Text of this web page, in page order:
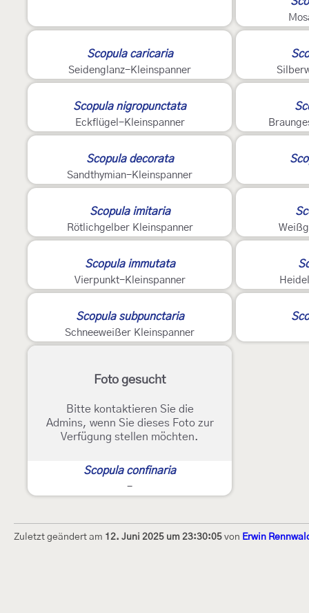
Scopula caricaria
Seidenglanz-Kleinspanner
Scopula nigropunctata
Eckflügel-Kleinspanner
Scopula decorata
Sandthymian-Kleinspanner
Scopula imitaria
Rötlichgelber Kleinspanner
Scopula immutata
Vierpunkt-Kleinspanner
Scopula subpunctaria
Schneeweißer Kleinspanner
Foto gesucht
Bitte kontaktieren Sie die
Admins, wenn Sie dieses Foto zur
Verfügung stellen möchten.
Scopula confinaria
-
Zuletzt geändert am 12. Juni 2025 um 23:30:05 von Erwin